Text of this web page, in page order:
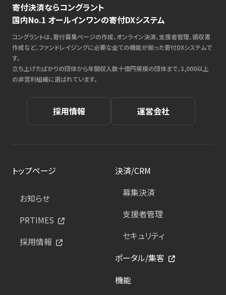
寄付決済ならコングラント
国内No.1 オールインワンの寄付DXシステム
コングラントは、寄付募集ページの作成、オンライン決済、支援者管理、領収書
作成など、ファンドレイジングに必要な全ての機能が揃った寄付DXシステムで
す。
立ち上げたばかりの団体から年間収入数十億円規模の団体まで、3,000以上
の非営利組織に選ばれています。
採用情報 運営会社
トップページ
お知らせ
PRTIMES
採用情報
決済/CRM
募集決済
支援者管理
セキュリティ
ポータル/集客
機能